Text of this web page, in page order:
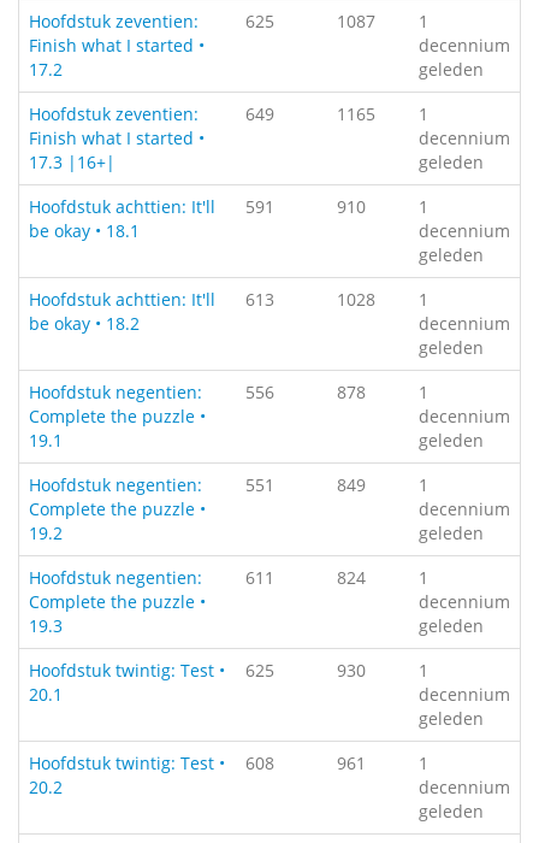
Hoofdstuk zeventien:
Finish what I started •
17.2
625 1087
1
decennium
geleden
Hoofdstuk zeventien:
Finish what I started •
17.3 |16+|
649 1165
1
decennium
geleden
Hoofdstuk achttien: It'll
be okay • 18.1
591 910
1
decennium
geleden
Hoofdstuk achttien: It'll
be okay • 18.2
613 1028
1
decennium
geleden
Hoofdstuk negentien:
Complete the puzzle •
19.1
556 878
1
decennium
geleden
Hoofdstuk negentien:
Complete the puzzle •
19.2
551 849
1
decennium
geleden
Hoofdstuk negentien:
Complete the puzzle •
19.3
611 824
1
decennium
geleden
Hoofdstuk twintig: Test •
20.1
625 930
1
decennium
geleden
Hoofdstuk twintig: Test •
20.2
608 961
1
decennium
geleden